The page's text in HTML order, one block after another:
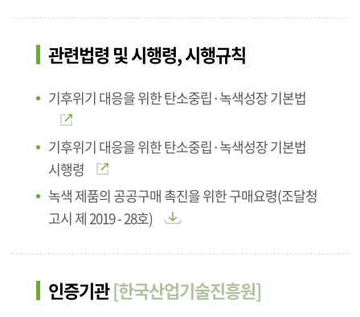
관련법령 및 시행령, 시행규칙
기후위기 대응을 위한 탄소중립·녹색성장 기본법
기후위기 대응을 위한 탄소중립·녹색성장 기본법
시행령
녹색 제품의 공공구매 촉진을 위한 구매요령(조달청
고시 제 2019 - 28호)
인증기관[한국산업기술진흥원]